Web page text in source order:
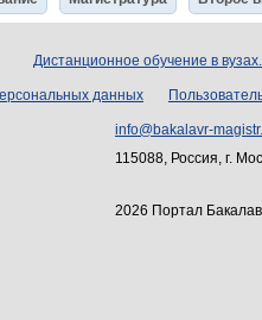
Дистанционное обучение в
данных
info@bakalavr-
115088, Россия, г.
2026 Портал